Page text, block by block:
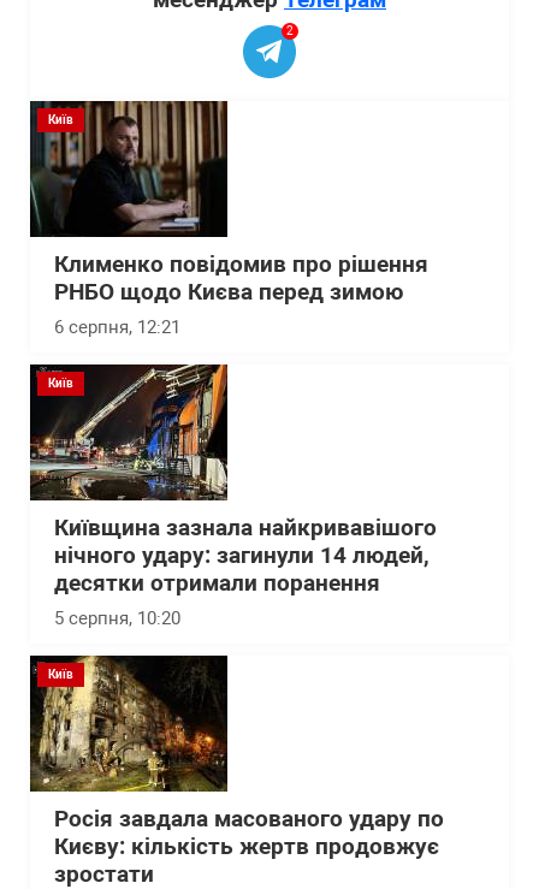
2
Київ
Клименко повідомив про рішення
РНБО щодо Києва перед зимою
6 серпня, 12:21
Київ
Київщина зазнала найкривавішого
нічного удару: загинули 14 людей,
десятки отримали поранення
5 серпня, 10:20
Київ
Росія завдала масованого удару по
Києву: кількість жертв продовжує
зростати